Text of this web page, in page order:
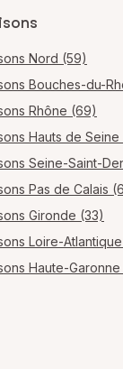
Nord (59)
Bouches-du-
Rhône (69)
Hauts de Seine
Seine-Saint-
Pas de Calais
Gironde (33)
Loire-
Haute-Garonne